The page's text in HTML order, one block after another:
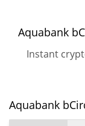
Haz 25, 2026 (1
Aquabank
Instant
Aquabank